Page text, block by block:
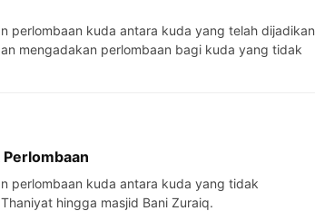
perlombaan kuda antara kuda yang telah dijadikan
mengadakan perlombaan bagi kuda yang tidak
perlombaan kuda antara kuda yang tidak
hingga masjid Bani Zuraiq.